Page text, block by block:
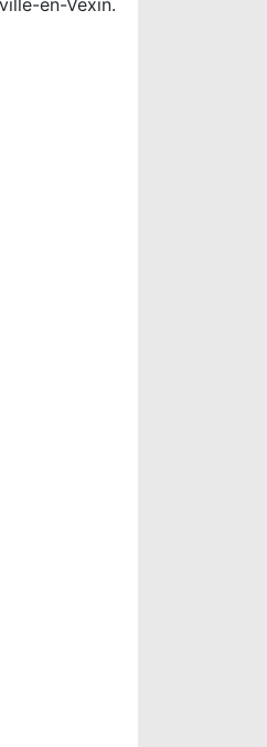
en-Vexin.